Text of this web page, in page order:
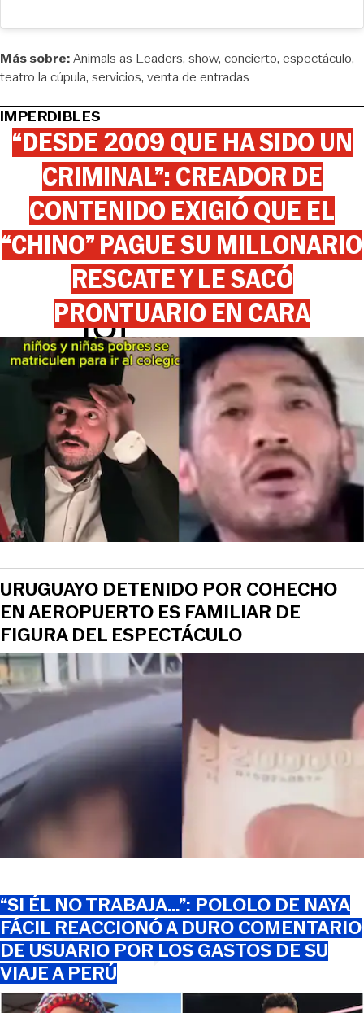
View this post on Instagram
Más sobre:Animals as Leaders show concierto espectáculo
teatro la cúpula servicios venta de entradas
IMPERDIBLES
“DESDE 2009 QUE HA SIDO UN
CRIMINAL”: CREADOR DE
CONTENIDO EXIGIÓ QUE EL
“CHINO” PAGUE SU MILLONARIO
RESCATE Y LE SACÓ
PRONTUARIO EN CARA
URUGUAYO DETENIDO POR COHECHO
EN AEROPUERTO ES FAMILIAR DE
FIGURA DEL ESPECTÁCULO
“SI ÉL NO TRABAJA…”: POLOLO DE NAYA
FÁCIL REACCIONÓ A DURO COMENTARIO
DE USUARIO POR LOS GASTOS DE SU
VIAJE A PERÚ